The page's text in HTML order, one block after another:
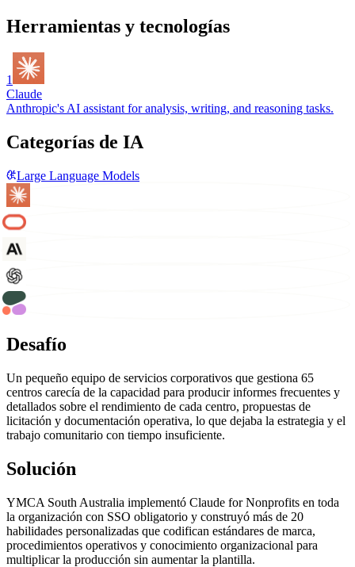
Herramientas y tecnologías
1
Claude
Anthropic's AI assistant for analysis, writing, and reasoning tasks.
Categorías de IA
Large Language Models
Desafío
Un pequeño equipo de servicios corporativos que gestiona 65
centros carecía de la capacidad para producir informes frecuentes y
detallados sobre el rendimiento de cada centro, propuestas de
licitación y documentación operativa, lo que dejaba la estrategia y el
trabajo comunitario con tiempo insuficiente.
Solución
YMCA South Australia implementó Claude for Nonprofits en toda
la organización con SSO obligatorio y construyó más de 20
habilidades personalizadas que codifican estándares de marca,
procedimientos operativos y conocimiento organizacional para
multiplicar la producción sin aumentar la plantilla.